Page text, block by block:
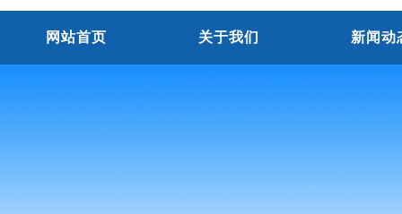
网站首页 关于我们 新闻动